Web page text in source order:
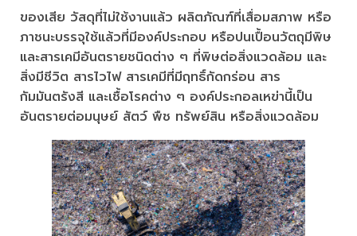
ของเสีย วัสดุที่ไม่ใช้งานแล้ว ผลิตภัณฑ์ที่เสื่อมสภาพ หรือ
ภาชนะบรรจุใช้แล้วที่มีองค์ประกอบ หรือปนเปื้อนวัตถุมีพิษ
และสารเคมีอันตรายชนิดต่าง ๆ ที่พิษต่อสิ่งแวดล้อม และ
สิ่งมีชีวิต สารไวไฟ สารเคมีที่มีฤทธิ์กัดกร่อน สาร
กัมมันตรังสี และเชื้อโรคต่าง ๆ องค์ประกอลเหฃ่านี้เป็น
อันตรายต่อมนุษย์ สัตว์ พืช ทรัพย์สิน หรือสิ่งแวดล้อม